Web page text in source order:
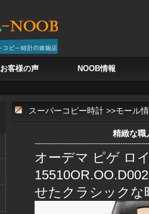
お客様の声 NOOB情報
スーパーコピー時計 >>モール
精緻な職
オーデマ ピゲ ロ
せたクラシックな